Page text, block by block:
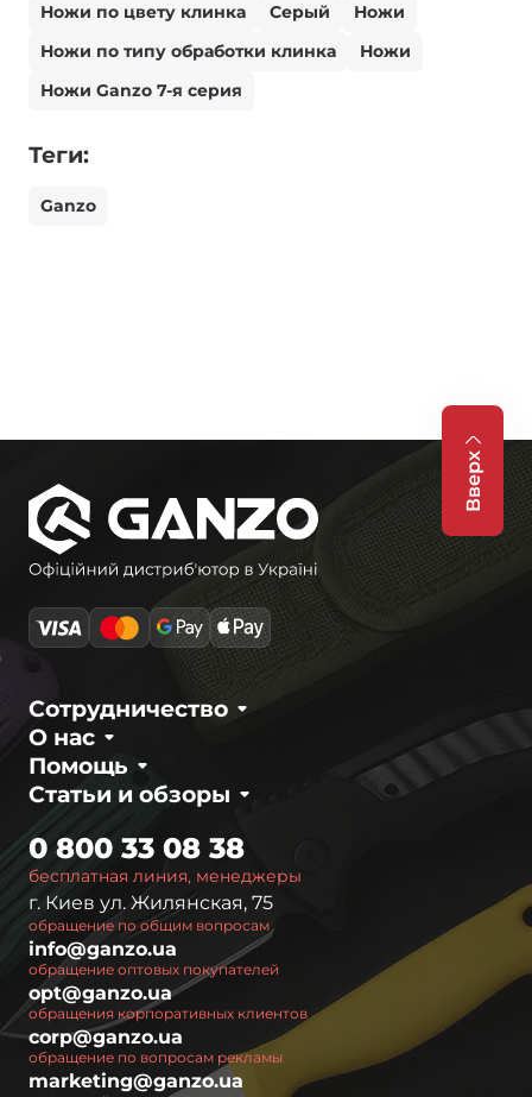
Ножи по цвету клинка
Серый
Ножи
Ножи по типу обработки клинка
Ножи
Ножи Ganzo 7-я серия
Теги:
Ganzo
Вверх
О нас
Сотрудничество
Статьи и обзоры
Помощь
бесплатная линия, менеджеры
0 800 33 08 38
г. Киев ул. Жилянская, 75
обращение по общим вопросам
info@ganzo.ua
обращение оптовых покупателей
opt@ganzo.ua
обращения корпоративных клиентов
corp@ganzo.ua
обращение по вопросам рекламы
marketing@ganzo.ua